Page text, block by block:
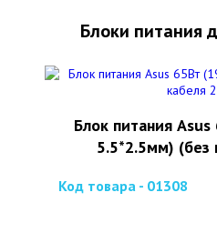
Блоки питания
Блок питания
5.5*2.5мм) (без
Код товара - 01308